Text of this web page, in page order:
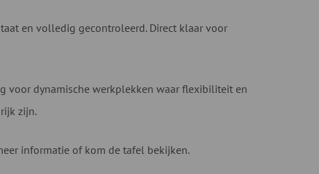
en volledig gecontroleerd. Direct klaar voor
voor dynamische werkplekken waar flexibiliteit en
zijn.
informatie of kom de tafel bekijken.